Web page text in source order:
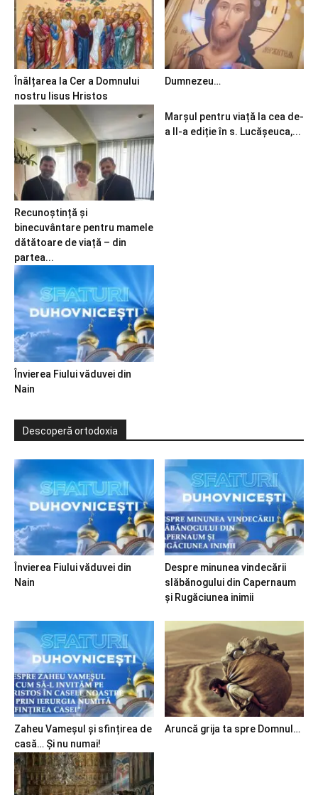
Înălțarea la Cer a Domnului
nostru Iisus Hristos
Dumnezeu…
Recunoștință și
binecuvântare pentru mamele
dătătoare de viață – din
partea...
Marșul pentru viață la cea de-
a II-a ediție în s. Lucășeuca,...
Învierea Fiului văduvei din
Nain
Descoperă ortodoxia
Învierea Fiului văduvei din
Nain
Despre minunea vindecării
slăbănogului din Capernaum
și Rugăciunea inimii
Zaheu Vameșul și sfințirea de
casă… Și nu numai!
Aruncă grija ta spre Domnul…